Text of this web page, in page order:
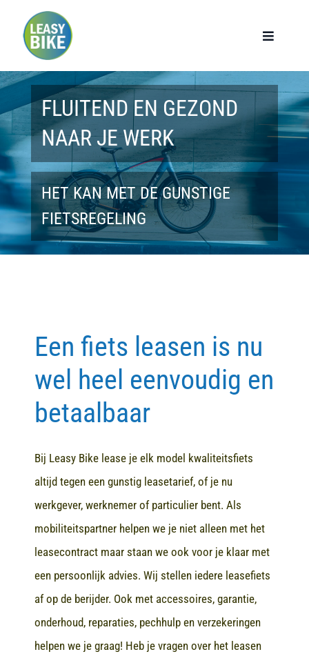
Toggle
Home
Werknemers
Werkgevers
Privé lease
Modellen
Contact
FLUITEND EN GEZOND
NAAR JE WERK
HET KAN MET DE GUNSTIGE
FIETSREGELING
Een fiets leasen is nu
wel heel eenvoudig en
betaalbaar
Bij Leasy Bike lease je elk model kwaliteitsfiets
altijd tegen een gunstig leasetarief, of je nu
werkgever, werknemer of particulier bent. Als
mobiliteitspartner helpen we je niet alleen met het
leasecontract maar staan we ook voor je klaar met
een persoonlijk advies. Wij stellen iedere leasefiets
af op de berijder. Ook met accessoires, garantie,
onderhoud, reparaties, pechhulp en verzekeringen
helpen we je graag! Heb je vragen over het leasen